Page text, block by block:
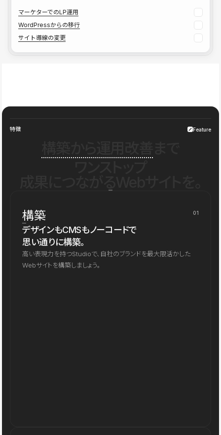
マーケターでのLP運用
WordPressからの移行
サイト導線の変更
特徴 Feature
構築 01
デザインもCMSもノーコードで
思い通りに構築。
高い表現力を持つStudioで、自社のブランドを最大限活かした
Webサイトを構築しましょう。